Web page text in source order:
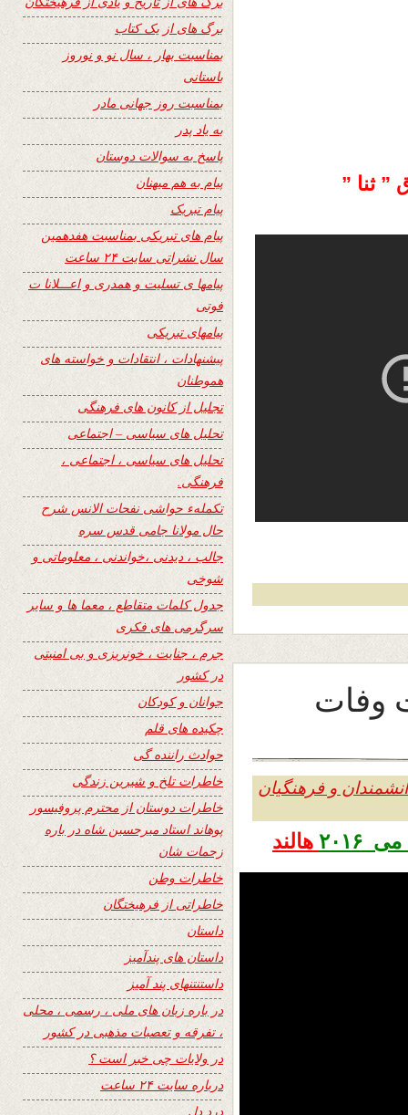
ثنا ”
وفات
و فرهنگیان
هالند
برگ های از یک کتاب
بمناسبت بهار ، سال نو و نوروز
باستانی
بمناسبت روز جهانی مادر
به یاد پدر
پاسخ به سوالات دوستان
پیام به هم میهنان
پیام تبریک
پیام های تبریکی بمناسبت هفدهمین
سال نشراتی سایت ۲۴ ساعت
پیامها ی تسلیت و همدری و اعـــلانا ت
فوتی
پیامهای تبریکی
پیشنهادات ، انتقادات و خواسته های
هموطنان
تجلیل از کانون های فرهنگی
تحلیل های سیاسی – اجتماعی
تحلیل های سیاسی ، اجتماعی ،
فرهنگی.
تکملهء حواشی نفحات الانس شرح
حال مولانا جامی قدس سره
جالب ، دیدنی ،خواندنی ، معلوماتی و
شوخی
جدول کلمات متقاطع ، معما ها و سایر
سرگرمی های فکری
جرم ، جنایت ، خونریزی و بی امنیتی
در کشور
جوانان و کودکان
چکیده های قلم
حوادث راننده گی
خاطرات تلخ و شیرین زندگی
خاطرات دوستان از محترم پروفیسور
پوهاند استاد میرحسین شاه در باره
زحمات شان
خاطرات وطن
خاطراتی از فرهیختگان
داستان
داستان های پندآمیز
داستنتنهای پند آمیز
در باره زبان های ملی ، رسمی ، محلی
، تفرقه و تعصبات مذهبی در کشور
در ولایات چی خبر است ؟
درباره سایت ۲۴ ساعت
درد دل